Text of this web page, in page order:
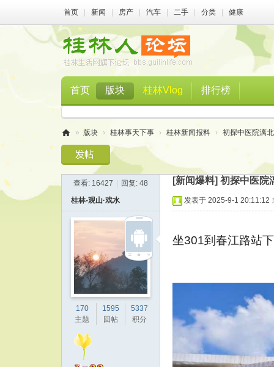
首页 新闻 房产 汽车 二手 分类 健康
首页 版块 桂林Vlog 排行榜
林
» 版块 › 桂林事天下事 › 桂林新闻报料 › 初探中医院漓
查看: 16427 回复: 48 [新闻爆料] 初探中医院
桂林-观山·戏水
170
主题
1595
回帖
5337
积分
发表于 2025-9-1 20:11:12
坐301到春江路站